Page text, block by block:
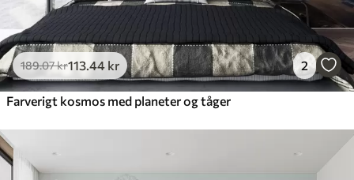
189.07kr113 .44 kr 2
Farverigt kosmos med planeter og tåger